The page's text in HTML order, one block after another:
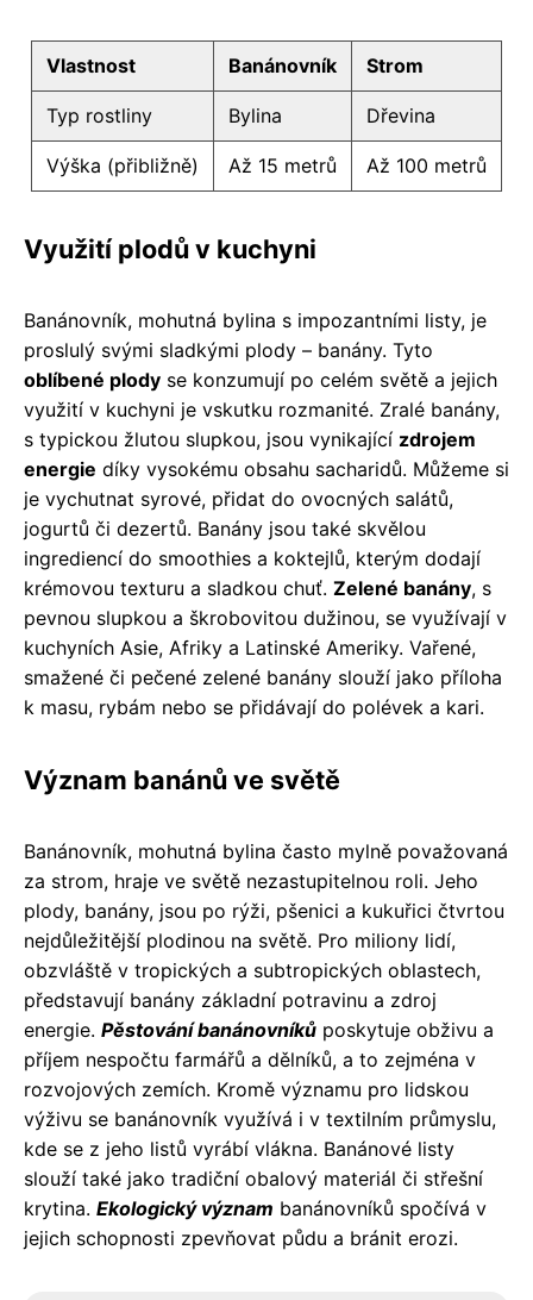
Vlastnost Banánovník Strom
Typ rostliny Bylina Dřevina
Výška (přibližně) Až 15 metrů Až 100 metrů
Využití plodů v kuchyni
Banánovník, mohutná bylina s impozantními listy, je
proslulý svými sladkými plody – banány. Tyto
oblíbené plody se konzumují po celém světě a jejich
využití v kuchyni je vskutku rozmanité. Zralé banány,
s typickou žlutou slupkou, jsou vynikající zdrojem
energie díky vysokému obsahu sacharidů. Můžeme si
je vychutnat syrové, přidat do ovocných salátů,
jogurtů či dezertů. Banány jsou také skvělou
ingrediencí do smoothies a koktejlů, kterým dodají
krémovou texturu a sladkou chuť. Zelené banány, s
pevnou slupkou a škrobovitou dužinou, se využívají v
kuchyních Asie, Afriky a Latinské Ameriky. Vařené,
smažené či pečené zelené banány slouží jako příloha
k masu, rybám nebo se přidávají do polévek a kari.
Význam banánů ve světě
Banánovník, mohutná bylina často mylně považovaná
za strom, hraje ve světě nezastupitelnou roli. Jeho
plody, banány, jsou po rýži, pšenici a kukuřici čtvrtou
nejdůležitější plodinou na světě. Pro miliony lidí,
obzvláště v tropických a subtropických oblastech,
představují banány základní potravinu a zdroj
energie. Pěstování banánovníků poskytuje obživu a
příjem nespočtu farmářů a dělníků, a to zejména v
rozvojových zemích. Kromě významu pro lidskou
výživu se banánovník využívá i v textilním průmyslu,
kde se z jeho listů vyrábí vlákna. Banánové listy
slouží také jako tradiční obalový materiál či střešní
krytina. Ekologický význam banánovníků spočívá v
jejich schopnosti zpevňovat půdu a bránit erozi.